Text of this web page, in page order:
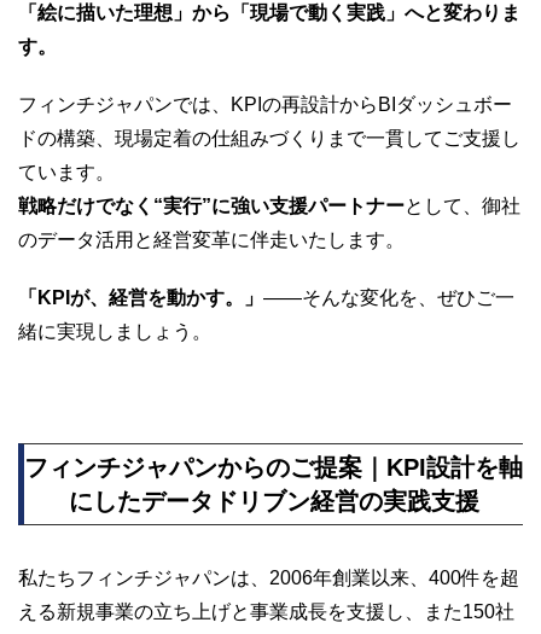
「絵に描いた理想」から「現場で動く実践」へと変わりま
す。
フィンチジャパンでは、KPIの再設計からBIダッシュボー
ドの構築、現場定着の仕組みづくりまで一貫してご支援し
ています。
戦略だけでなく“実行”に強い支援パートナーとして、御社
のデータ活用と経営変革に伴走いたします。
「KPIが、経営を動かす。」 ——そんな変化を、ぜひご一
緒に実現しましょう。
フィンチジャパンからのご提案｜KPI設計を軸
にしたデータドリブン経営の実践支援
私たちフィンチジャパンは、2006年創業以来、400件を超
える新規事業の立ち上げと事業成長を支援し、また150社